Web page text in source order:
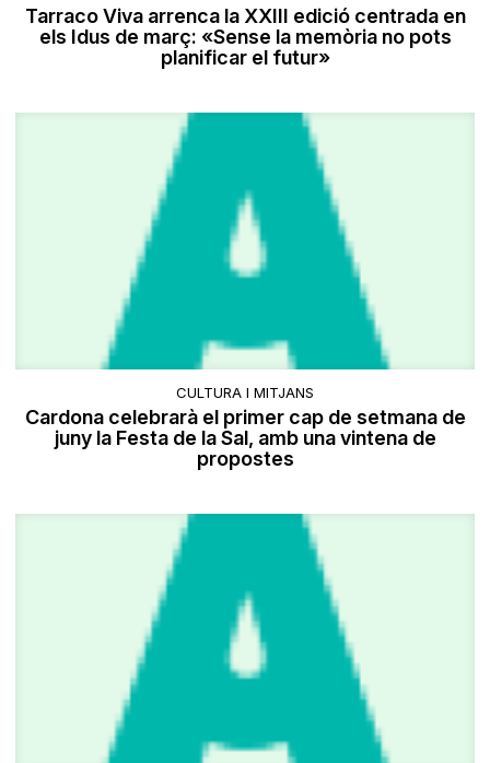
Tarraco Viva arrenca la XXIII edició centrada en
els Idus de març: «Sense la memòria no pots
planificar el futur»
CULTURA I MITJANS
Cardona celebrarà el primer cap de setmana de
juny la Festa de la Sal, amb una vintena de
propostes